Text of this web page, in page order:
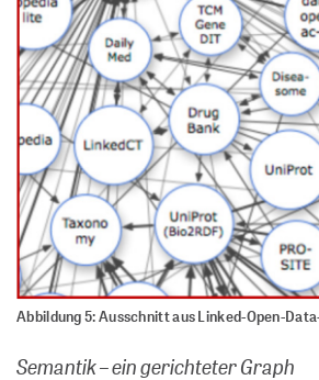
Abbildung 5: Ausschnitt aus Linked-Open-
Semantik – ein gerichteter Graph